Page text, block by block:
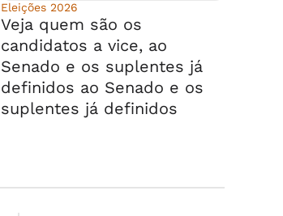
Eleições 2026
Veja quem são os
candidatos a vice, ao
Senado e os suplentes já
definidos ao Senado e os
suplentes já definidos